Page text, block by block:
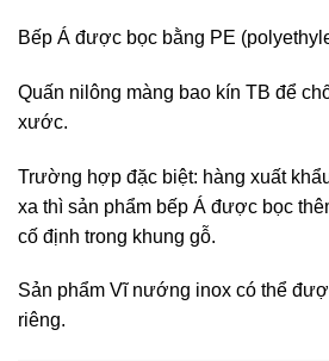
Bếp Á được bọc bằng PE
Quấn nilông màng bao kín TB để
xước.
Trường hợp đặc biệt: hàng xuất
xa thì sản phẩm bếp Á được bọc
cố định trong khung gỗ.
Sản phẩm Vĩ nướng inox có thể
riêng.